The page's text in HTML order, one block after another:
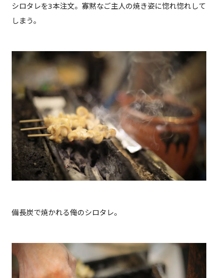
シロタレを3本注文。寡黙なご主人の焼き姿に惚れ惚れして
しまう。
備長炭で焼かれる俺のシロタレ。